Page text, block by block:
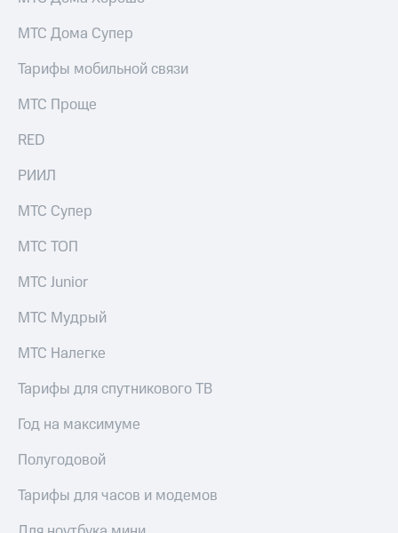
аудит
Рынок
акций
Описание
приобретения
облигаций
Описание
Уведомление
погашении
именных
облигаций
Регистратор
Контакты
развитие
деловая этика
На главную
МТС Дома Супер
Тарифы мобильной связи
МТС Проще
RED
РИИЛ
МТС Супер
МТС ТОП
МТС Junior
МТС Мудрый
МТС Налегке
Тарифы для спутникового ТВ
Год на максимуме
Полугодовой
Тарифы для часов и модемов